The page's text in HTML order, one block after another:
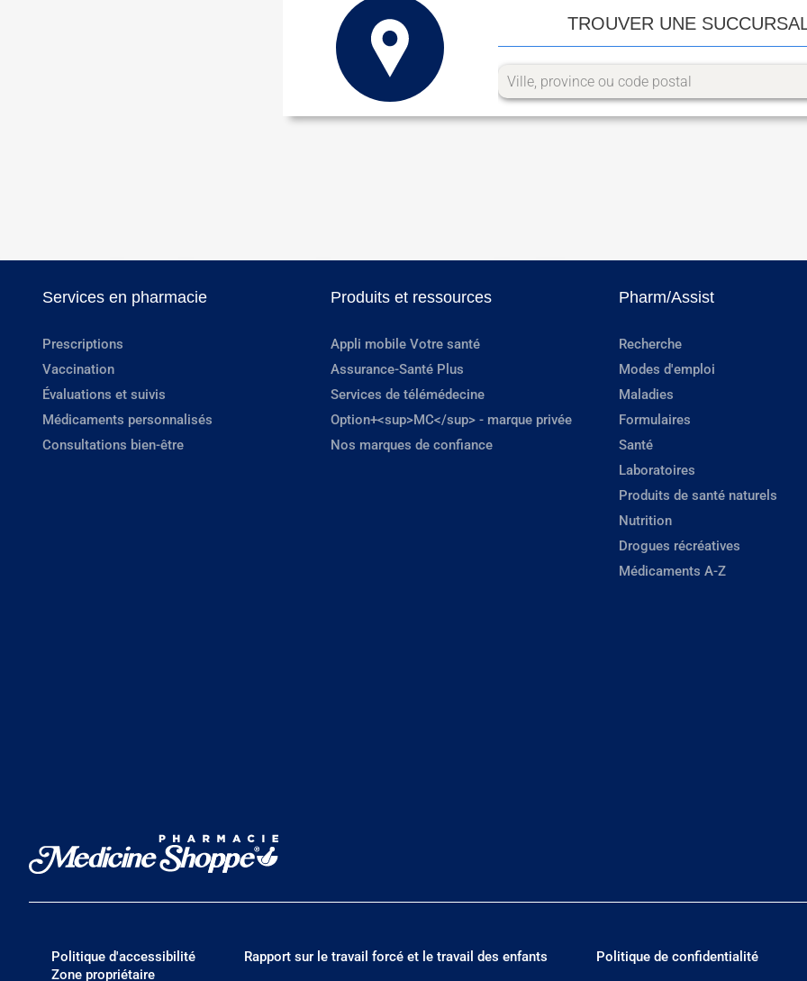
TROUVER UNE
Services en pharmacie
Prescriptions
Vaccination
Évaluations et suivis
Médicaments personnalisés
Consultations bien-être
Produits et ressources
Appli mobile Votre santé
Assurance-Santé Plus
Services de télémédecine
Option+<sup>MC</sup> - marque privée
Nos marques de confiance
Pharm/Assist
Recherche
Modes d'emploi
Maladies
Formulaires
Santé
Laboratoires
Produits de santé naturels
Nutrition
Drogues récréatives
Médicaments A-Z
Politique d'accessibilité Rapport sur le travail forcé et le travail des enfants
Politique de confidentialité
Zone propriétaire